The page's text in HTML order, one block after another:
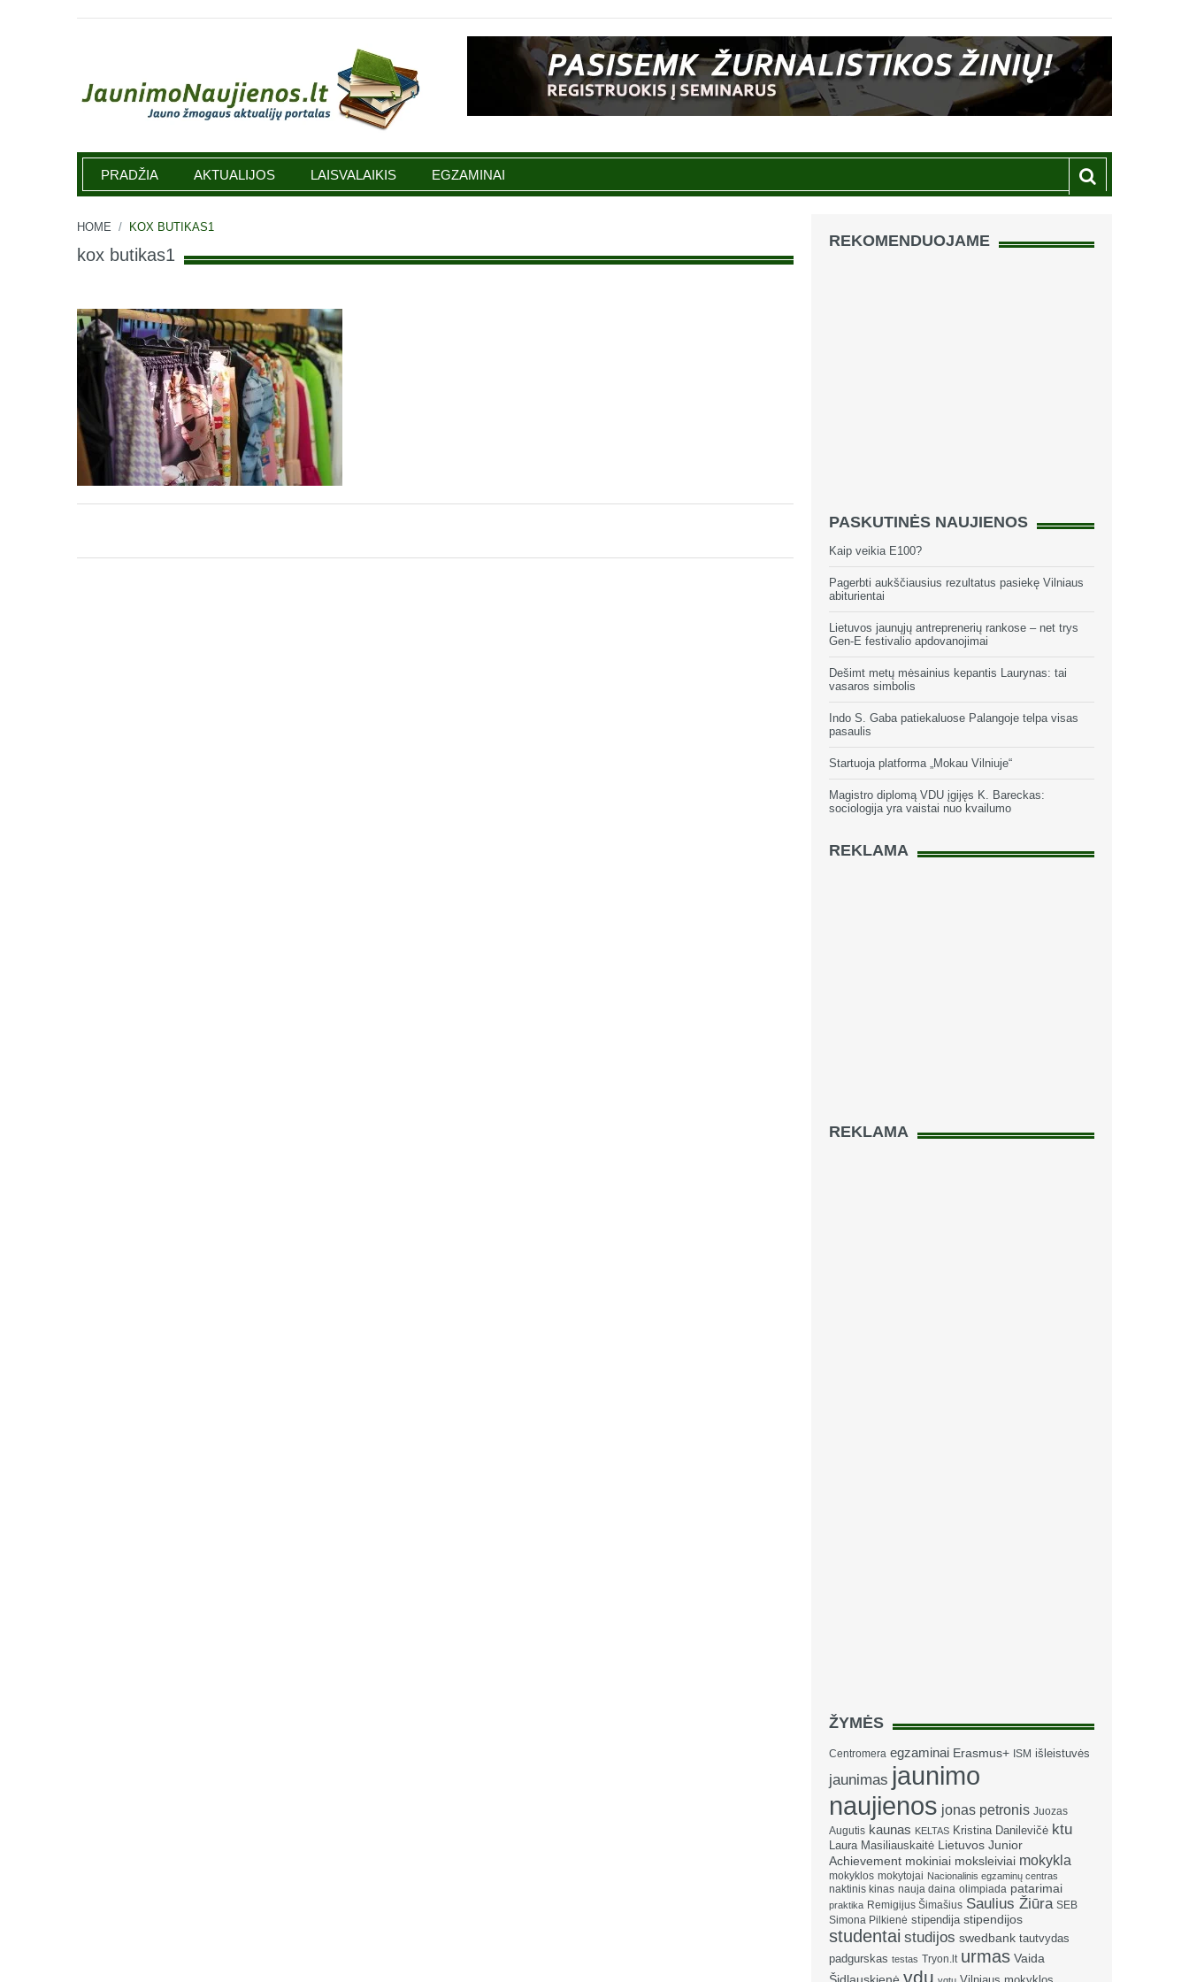
Jaunimonaujienos.lt
PRADŽIA AKTUALIJOS LAISVALAIKIS EGZAMINAI
HOME / KOX BUTIKAS1
kox butikas1
REKOMENDUOJAME
PASKUTINĖS NAUJIENOS
Kaip veikia E100?
Pagerbti aukščiausius rezultatus pasiekę Vilniaus
abiturientai
Lietuvos jaunųjų antreprenerių rankose – net trys
Gen-E festivalio apdovanojimai
Dešimt metų mėsainius kepantis Laurynas: tai
vasaros simbolis
Indo S. Gaba patiekaluose Palangoje telpa visas
pasaulis
Startuoja platforma „Mokau Vilniuje“
Magistro diplomą VDU įgijęs K. Bareckas:
sociologija yra vaistai nuo kvailumo
REKLAMA
REKLAMA
ŽYMĖS
Centromera egzaminai Erasmus+ ISM išleistuvės
jaunimas jaunimo
naujienos jonas petronis Juozas
Augutis kaunas KELTAS Kristina Danilevičė ktu
Laura Masiliauskaitė Lietuvos Junior
Achievement mokiniai moksleiviai mokykla
mokyklos mokytojai Nacionalinis egzaminų centras
naktinis kinas nauja daina olimpiada patarimai
praktika Remigijus Šimašius Saulius Žiūra SEB
Simona Pilkienė stipendija stipendijos
studentai studijos swedbank tautvydas
padgurskas testas Tryon.lt urmas Vaida
vdu